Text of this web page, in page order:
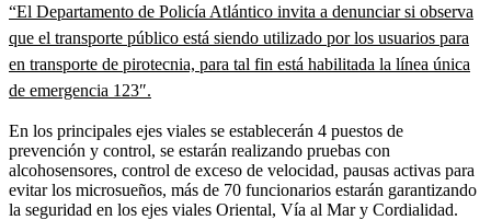
“El Departamento de Policía Atlántico invita a denunciar si observa
que el transporte público está siendo utilizado por los usuarios para
en transporte de pirotecnia, para tal fin está habilitada la línea única
de emergencia 123″.
En los principales ejes viales se establecerán 4 puestos de
prevención y control, se estarán realizando pruebas con
alcohosensores, control de exceso de velocidad, pausas activas para
evitar los microsueños, más de 70 funcionarios estarán garantizando
la seguridad en los ejes viales Oriental, Vía al Mar y Cordialidad.